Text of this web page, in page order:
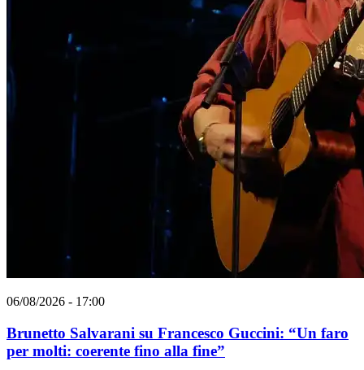
06/08/2026 - 17:00
Brunetto Salvarani su Francesco Guccini: “Un faro
per molti: coerente fino alla fine”